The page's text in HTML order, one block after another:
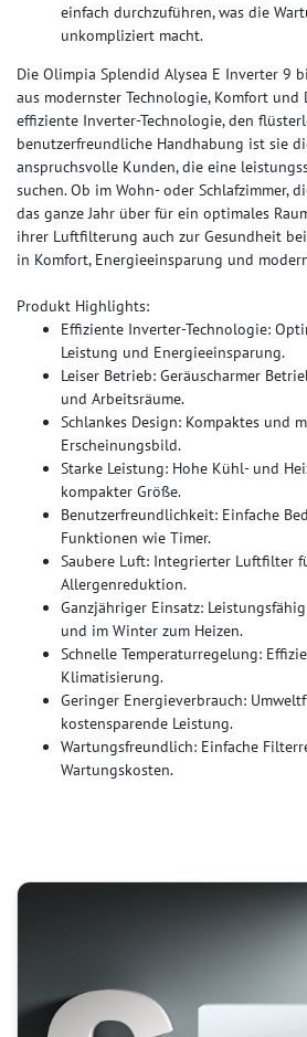
einfach durchzuführen, was die
unkompliziert macht.
Die Olimpia Splendid Alysea E Inverter 9
aus modernster Technologie, Komfort und
effiziente Inverter-Technologie, den
benutzerfreundliche Handhabung ist sie
anspruchsvolle Kunden, die eine
suchen. Ob im Wohn- oder Schlafzimmer,
das ganze Jahr über für ein optimales
ihrer Luftfilterung auch zur Gesundheit
in Komfort, Energieeinsparung und
Produkt Highlights:
Effiziente Inverter-Technologie:
Leistung und Energieeinsparung.
Leiser Betrieb: Geräuscharmer
und Arbeitsräume.
Schlankes Design: Kompaktes und
Erscheinungsbild.
Starke Leistung: Hohe Kühl- und
kompakter Größe.
Benutzerfreundlichkeit: Einfache
Funktionen wie Timer.
Saubere Luft: Integrierter Luftfilter
Allergenreduktion.
Ganzjähriger Einsatz:
und im Winter zum Heizen.
Schnelle Temperaturregelung:
Klimatisierung.
Geringer Energieverbrauch:
kostensparende Leistung.
Wartungsfreundlich: Einfache
Wartungskosten.